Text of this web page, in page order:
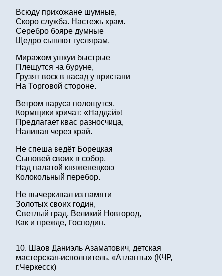
Всюду прихожане шумные,
Скоро служба. Настежь храм.
Серебро бояре думные
Щедро сыплют гуслярам.
Миражом ушкуи быстрые
Плещутся на буруне,
Грузят воск в насад у пристани
На Торговой стороне.
Ветром паруса полощутся,
Кормщики кричат: «Наддай»!
Предлагает квас разносчица,
Наливая через край.
Не спеша ведёт Борецкая
Сыновей своих в собор,
Над палатой княженецкою
Колокольный перебор.
Не вычеркивал из памяти
Золотых своих годин,
Светлый град, Великий Новгород,
Как и прежде, Господин.
10. Шаов Даниэль Азаматович, детская
мастерская-исполнитель, «Атланты» (КЧР,
г.Черкесск)